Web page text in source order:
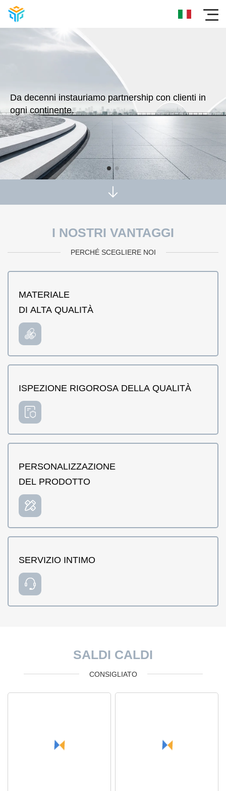
Da decenni instauriamo partnership con clienti in
ogni continente.
I NOSTRI VANTAGGI
PERCHÉ SCEGLIERE NOI
MATERIALE
DI ALTA QUALITÀ
ISPEZIONE RIGOROSA DELLA QUALITÀ
PERSONALIZZAZIONE
DEL PRODOTTO
SERVIZIO INTIMO
SALDI CALDI
CONSIGLIATO